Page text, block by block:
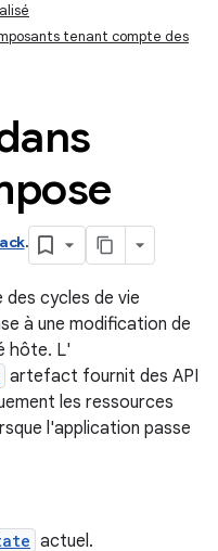
tenant compte des
.
cycles de vie
à une modification de
hôte. L'
artefact fournit des API
les ressources
l'application passe
actuel.